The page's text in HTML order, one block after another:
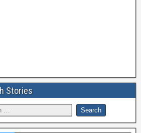
Stories